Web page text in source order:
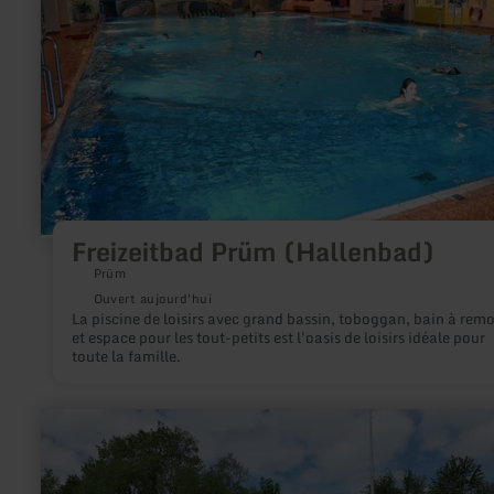
Freizeitbad Prüm (Hallenbad)
Prüm
Ouvert aujourd'hui
La piscine de loisirs avec grand bassin, toboggan, bain à
et espace pour les tout-petits est l'oasis de loisirs idéale pour
toute la famille.
(Hallenbad)
sur